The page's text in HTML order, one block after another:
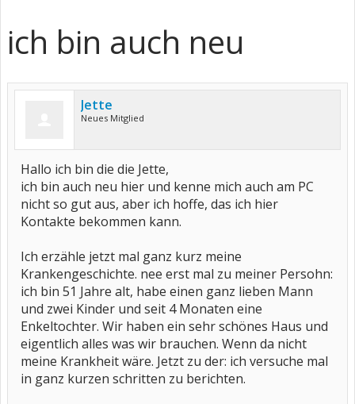
ich bin auch neu
Jette
Neues Mitglied
Hallo ich bin die die Jette,
ich bin auch neu hier und kenne mich auch am PC
nicht so gut aus, aber ich hoffe, das ich hier
Kontakte bekommen kann.
Ich erzähle jetzt mal ganz kurz meine
Krankengeschichte. nee erst mal zu meiner Persohn:
ich bin 51 Jahre alt, habe einen ganz lieben Mann
und zwei Kinder und seit 4 Monaten eine
Enkeltochter. Wir haben ein sehr schönes Haus und
eigentlich alles was wir brauchen. Wenn da nicht
meine Krankheit wäre. Jetzt zu der: ich versuche mal
in ganz kurzen schritten zu berichten.